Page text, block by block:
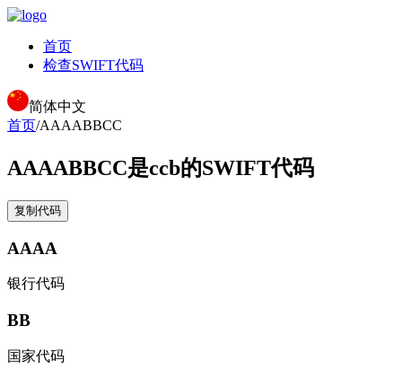
首页
检查SWIFT代码
简体中文
首页/AAAABBCC
AAAABBCC是ccb的SWIFT代码
复制代码
AAAA
银行代码
BB
国家代码